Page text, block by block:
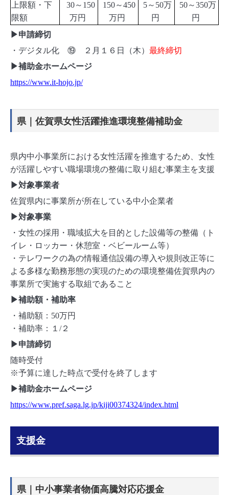
上限額・下
限額
30～150
万円
150～450
万円
5～50万
円
50～350万
円
▶申請締切
・デジタル化 ⑲ ２月１６日（木） 最終締切
▶補助金ホームページ
https://www.it-hojo.jp/
県｜佐賀県女性活躍推進環境整備補助金
県内中小事業所における女性活躍を推進するため、女性
が活躍しやすい職場環境の整備に取り組む事業主を支援
▶対象事業者
佐賀県内に事業所が所在している中小企業者
▶対象事業
・ 女性の採用・職域拡大を目的とした設備等の整備（ト
イレ・ロッカー・休憩室・ベビールーム等）
・テレワークの為の情報通信設備の導入や規則改正等に
よる多様な勤務形態の実現のための環境整備佐賀県内の
事業所で実施する取組であること
▶補助額・補助率
・補助額：50万円
・補助率：１/２
▶申請締切
随時受付
※予算に達した時点で受付を終了します
▶補助金ホームページ
https://www.pref.saga.lg.jp/kiji00374324/index.html
支援金
県｜中小事業者物価高騰対応応援金